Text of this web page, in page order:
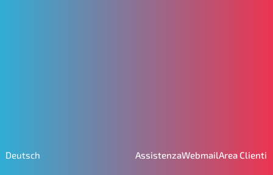
Deutsch AssistenzaWebmailArea Clienti